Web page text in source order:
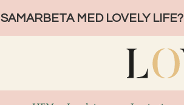
SAMARBETA MED LOVELY LIFE?